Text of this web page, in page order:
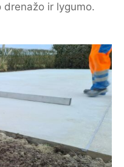
ir lygumo.